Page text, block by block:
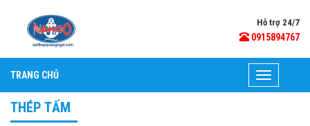
Hỗ trợ 24/7
0915894767
Toggle
navigation
TRANG CHỦ
THÉP TẤM